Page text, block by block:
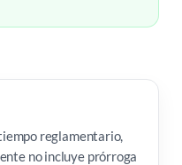
reglamentario,
no incluye prórroga